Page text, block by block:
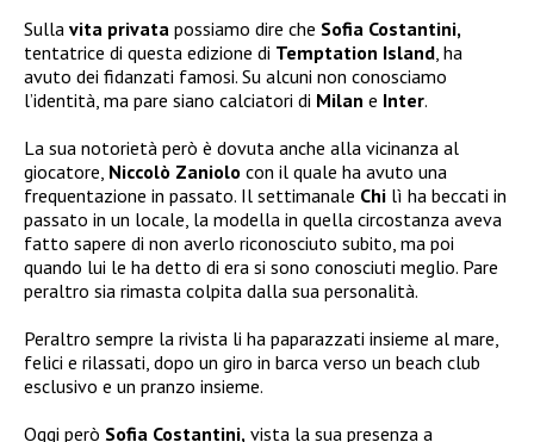
Sulla vita privata possiamo dire che Sofia Costantini,
tentatrice di questa edizione di Temptation Island, ha
avuto dei fidanzati famosi. Su alcuni non conosciamo
l’identità, ma pare siano calciatori di Milan e Inter.
La sua notorietà però è dovuta anche alla vicinanza al
giocatore, Niccolò Zaniolo con il quale ha avuto una
frequentazione in passato. Il settimanale Chi lì ha beccati in
passato in un locale, la modella in quella circostanza aveva
fatto sapere di non averlo riconosciuto subito, ma poi
quando lui le ha detto di era si sono conosciuti meglio. Pare
peraltro sia rimasta colpita dalla sua personalità.
Peraltro sempre la rivista li ha paparazzati insieme al mare,
felici e rilassati, dopo un giro in barca verso un beach club
esclusivo e un pranzo insieme.
Oggi però Sofia Costantini, vista la sua presenza a